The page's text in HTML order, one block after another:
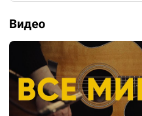
Видео